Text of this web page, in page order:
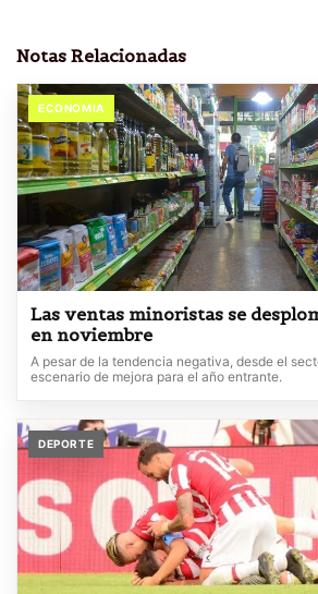
Notas Relacionadas
ECONOMIA
Las ventas minoristas se
en noviembre
A pesar de la tendencia negativa, desde el
escenario de mejora para el año entrante.
DEPORTE